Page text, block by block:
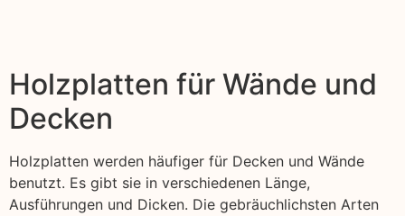
Holzplatten für Wände und
Decken
Holzplatten werden häufiger für Decken und Wände
benutzt. Es gibt sie in verschiedenen Länge,
Ausführungen und Dicken. Die gebräuchlichsten Arten